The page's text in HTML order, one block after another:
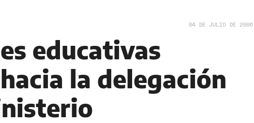
04 DE JULIO DE 2006
educativas
la delegación